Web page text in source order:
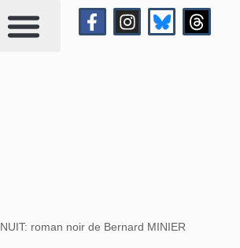
NUIT: roman noir de Bernard MINIER